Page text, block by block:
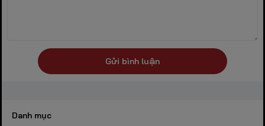
Gửi bình luận
Danh mục